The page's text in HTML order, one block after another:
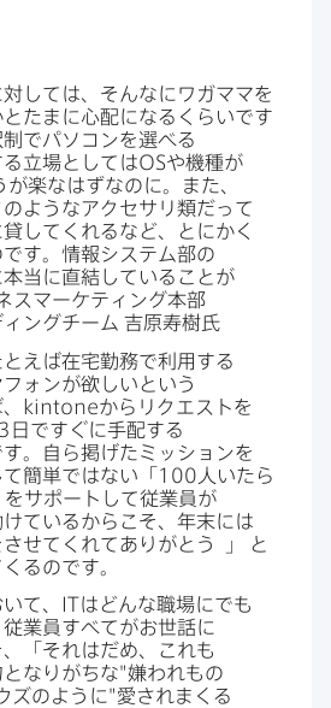
対しては、​そんなに​ワガママを​
たまに​心配に​なるくらいです
制で​パソコンを​選べる​
立場と​してはOSや​機種が​
が​楽なはずなのに。​また、​
ような​アクセサリ類だって​
してくれる​など、とにかく​
です。​情報システム部の​
当に​直結している​ことが​
スマーケティング本部
ングチーム 吉原寿樹氏
えば​在宅勤務で​利用する​
ォンが​欲しいと​いう​
kintoneから​リクエストを​
3 日ですぐに​手配する​
。​自ら掲げた​ミッションを​
簡単ではない​「 100 人いたら
サポートして​従業員が​
ているから​こそ、​年末には​
させてくれて​ありがとう
」
と​
るのです。
て、
ITは​どんな​職場に​でも​
業員すべてが​お世話に​
「それは​だめ、​これも​
なりがちな​"嫌われもの​
ズのように​"愛されまくる​